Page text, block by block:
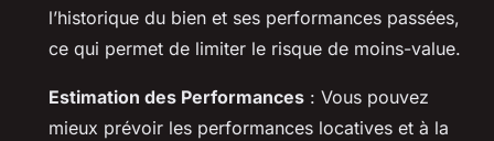
l’historique du bien et ses performances passées,
ce qui permet de limiter le risque de moins-value.
Estimation des Performances : Vous pouvez
mieux prévoir les performances locatives et à la